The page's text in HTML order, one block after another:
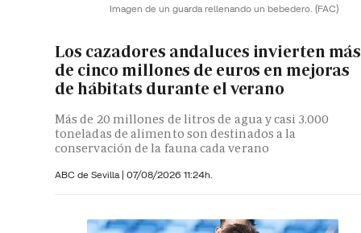
Imagen de un guarda rellenando un bebedero. (FAC)
Los cazadores andaluces invierten más
de cinco millones de euros en mejoras
de hábitats durante el verano
Más de 20 millones de litros de agua y casi 3.000
toneladas de alimento son destinados a la
conservación de la fauna cada verano
ABC de Sevilla | 07/08/2026 11:24h.